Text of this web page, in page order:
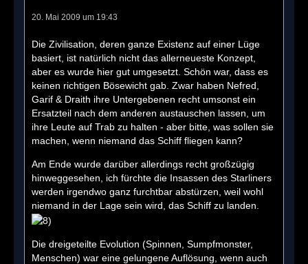
20. Mai 2009 um 19:43
Die Zivilisation, deren ganze Existenz auf einer Lüge
basiert, ist natürlich nicht das allerneueste Konzept,
aber es wurde hier gut umgesetzt. Schön war, dass es
keinen richtigen Bösewicht gab. Zwar haben Nefred,
Garif & Draith ihre Untergebenen recht umsonst ein
Ersatzteil nach dem anderen austauschen lassen, um
ihre Leute auf Trab zu halten - aber bitte, was sollen sie
machen, wenn niemand das Schiff fliegen kann?
Am Ende wurde darüber allerdings recht großzügig
hinweggesehen, ich fürchte die Insassen des Starliners
werden irgendwo ganz furchtbar abstürzen, weil wohl
niemand in der Lage sein wird, das Schiff zu landen.
Die dreigeteilte Evolution (Spinnen, Sumpfmonster,
Menschen) war eine gelungene Auflösung, wenn auch